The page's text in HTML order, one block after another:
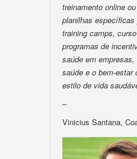
treinamento online
planilhas específicas
training camps,
programas de
saúde em
saúde e o bem-estar
estilo de vida
–
Vinicius Santana,